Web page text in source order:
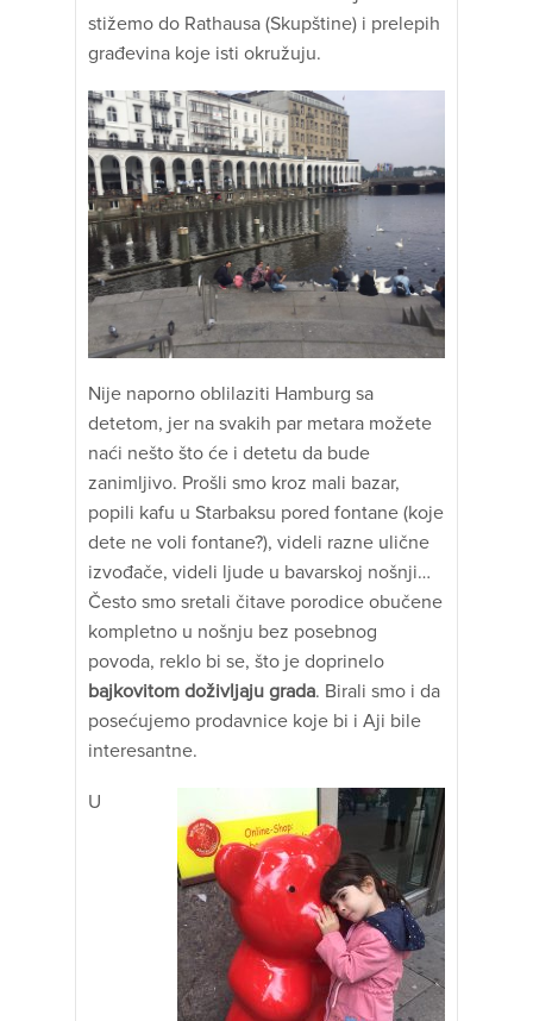
stižemo do Rathausa (Skupštine) i prelepih
građevina koje isti okružuju.
Nije naporno oblilaziti Hamburg sa
detetom, jer na svakih par metara možete
naći nešto što će i detetu da bude
zanimljivo. Prošli smo kroz mali bazar,
popili kafu u Starbaksu pored fontane (koje
dete ne voli fontane?), videli razne ulične
izvođače, videli ljude u bavarskoj nošnji…
Često smo sretali čitave porodice obučene
kompletno u nošnju bez posebnog
povoda, reklo bi se, što je doprinelo
bajkovitom doživljaju grada. Birali smo i da
posećujemo prodavnice koje bi i Aji bile
interesantne.
U